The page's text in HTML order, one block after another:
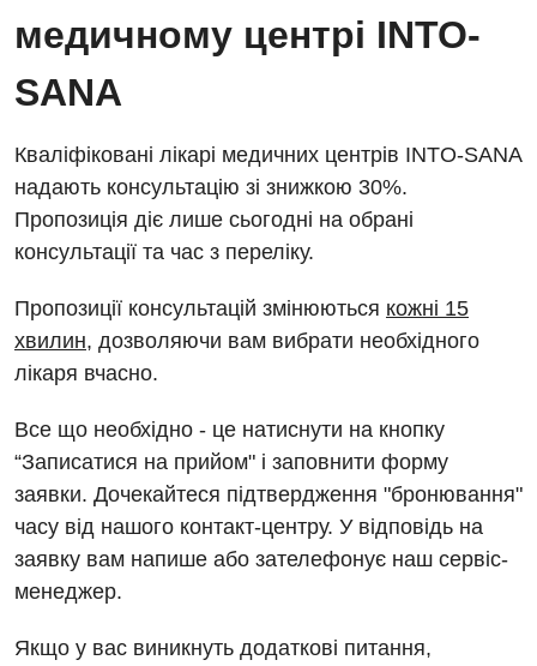
медичному центрі INTO-
SANA
Кваліфіковані лікарі медичних центрів INTO-SANA
надають консультацію зі знижкою 30%.
Пропозиція діє лише сьогодні на обрані
консультації та час з переліку.
Пропозиції консультацій змінюються кожні 15
хвилин, дозволяючи вам вибрати необхідного
лікаря вчасно.
Все що необхідно - це натиснути на кнопку
“Записатися на прийом" і заповнити форму
заявки. Дочекайтеся підтвердження "бронювання"
часу від нашого контакт-центру. У відповідь на
заявку вам напише або зателефонує наш сервіс-
менеджер.
Якщо у вас виникнуть додаткові питання,